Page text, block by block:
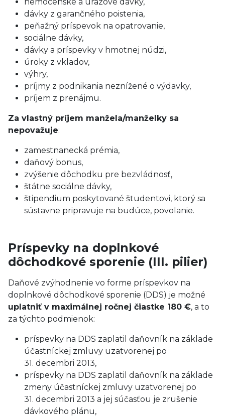
dávky z garančného poistenia,
peňažný príspevok na opatrovanie,
sociálne dávky,
dávky a príspevky v hmotnej núdzi,
úroky z vkladov,
výhry,
príjmy z podnikania neznížené o výdavky,
príjem z prenájmu.
Za vlastný príjem manžela/manželky sa
nepovažuje:
zamestnanecká prémia,
daňový bonus,
zvýšenie dôchodku pre bezvládnosť,
štátne sociálne dávky,
štipendium poskytované študentovi, ktorý sa
sústavne pripravuje na budúce, povolanie.
Príspevky na doplnkové
dôchodkové sporenie (III. pilier)
Daňové zvýhodnenie vo forme príspevkov na
doplnkové dôchodkové sporenie (DDS) je možné
uplatniť v maximálnej ročnej čiastke 180 €, a to
za týchto podmienok:
príspevky na DDS zaplatil daňovník na základe
účastníckej zmluvy uzatvorenej po
31. decembri 2013,
príspevky na DDS zaplatil daňovník na základe
zmeny účastníckej zmluvy uzatvorenej po
31. decembri 2013 a jej súčasťou je zrušenie
dávkového plánu,